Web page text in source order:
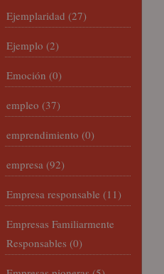
Ejemplaridad (27)
Ejemplo (2)
Emoción (0)
empleo (37)
emprendimiento (0)
empresa (92)
Empresa responsable (11)
Empresas Familiarmente
Responsables (0)